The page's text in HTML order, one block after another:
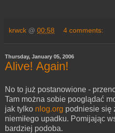
krwck @ 00:58 4 comments:
Thursday, January 05, 2006
Alive! Again!
No to już postanowione -
Tam można sobie pooglądać
jak tylko nlog.org podniesie się
niemiłego upadku. Pomijając
bardziej podoba.